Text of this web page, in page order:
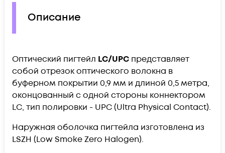
Описание
Оптический пигтейл LС/UPC представляет
собой отрезок оптического волокна в
буферном покрытии 0,9 мм и длиной 0,5 метра,
оконцованный с одной стороны коннектором
LС, тип полировки - UPC (Ultra Physical Contact).
Наружная оболочка пигтейла изготовлена из
LSZH (Low Smoke Zero Halogen).